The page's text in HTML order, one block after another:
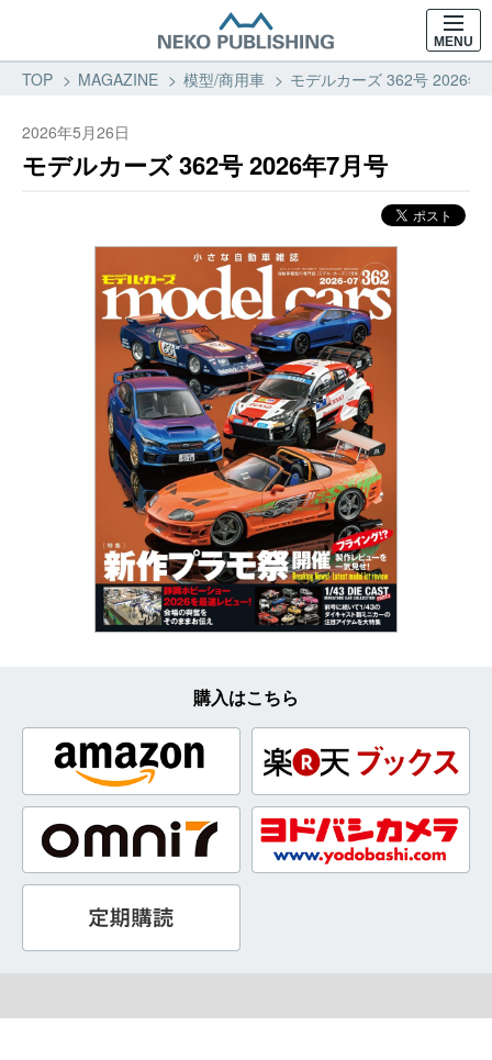
MENU
TOP MAGAZINE 模型/商用車 モデルカーズ 362号 2026年
2026年5月26日
モデルカーズ 362号 2026年7月号
購入はこちら